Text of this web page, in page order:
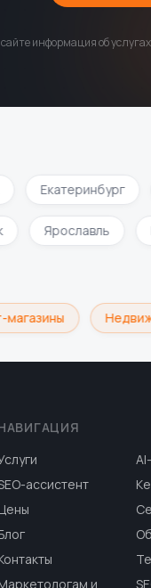
информация об
Екатеринбург
Ярославль
ассистент
и